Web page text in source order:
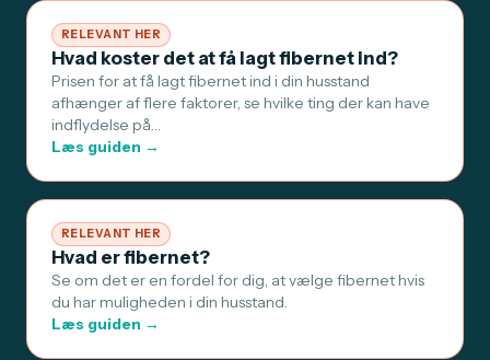
RELEVANT HER
Hvad koster det at få lagt fibernet ind?
Prisen for at få lagt fibernet ind i din husstand
afhænger af flere faktorer, se hvilke ting der kan have
indflydelse på…
Læs guiden →
RELEVANT HER
Hvad er fibernet?
Se om det er en fordel for dig, at vælge fibernet hvis
du har muligheden i din husstand.
Læs guiden →